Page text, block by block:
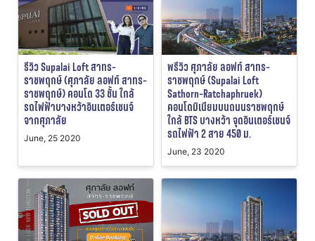
รีวิว Supalai Loft สาทร-
ราชพฤกษ์ (ศุภาลัย ลอฟท์ สาทร-
ราชพฤกษ์) คอนโด 33 ชั้น ใกล้
รถไฟฟ้าบางหว้าอินเตอร์เชนจ์
จากศุภาลัย
June, 25 2020
พรีวิว ศุภาลัย ลอฟท์ สาทร-
ราชพฤกษ์ (Supalai Loft
Sathorn-Ratchaphruek)
คอนโดมิเนียมบนถนนราชพฤกษ์
ใกล้ BTS บางหว้า จุดอินเตอร์เชนจ์
รถไฟฟ้า 2 สาย 450 ม.
June, 23 2020